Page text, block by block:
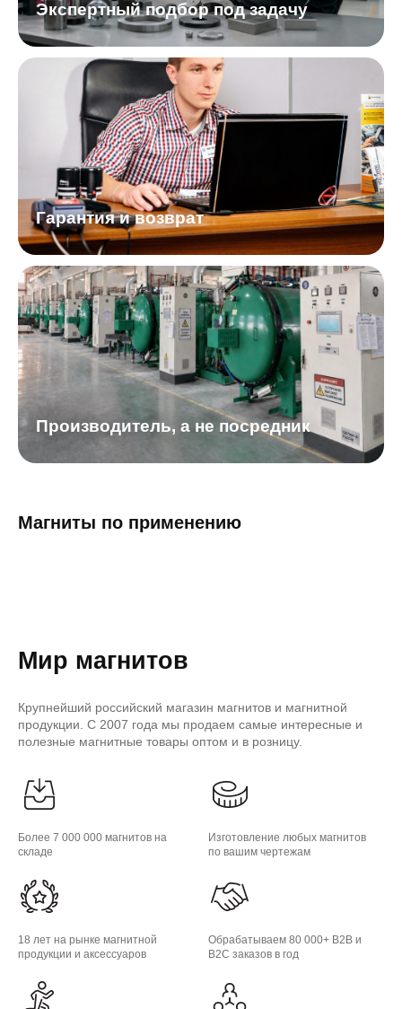
Экспертный подбор под задачу
Гарантия и возврат
Производитель, а не посредник
Магниты по применению
Мир магнитов
Крупнейший российский магазин магнитов и магнитной
продукции. С 2007 года мы продаем самые интересные и
полезные магнитные товары оптом и в розницу.
Более 7 000 000 магнитов на
складе
Изготовление любых магнитов
по вашим чертежам
18 лет на рынке магнитной
продукции и аксессуаров
Обрабатываем 80 000+ B2B и
B2C заказов в год